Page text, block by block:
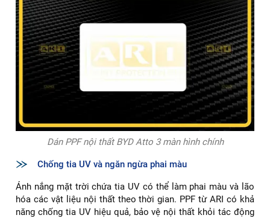
Dán PPF nội thất BYD Atto 3 màn hình chính
Chống tia UV và ngăn ngừa phai màu
Ánh nắng mặt trời chứa tia UV có thể làm phai màu và lão
hóa các vật liệu nội thất theo thời gian. PPF từ ARI có khả
năng chống tia UV hiệu quả, bảo vệ nội thất khỏi tác động